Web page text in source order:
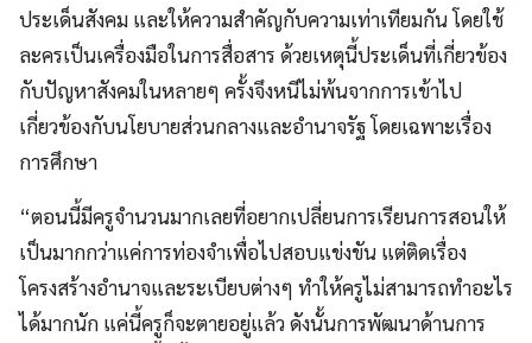
ประเด็นสังคม และให้ความสำคัญกับความเท่าเทียมกัน โดยใช้
ละครเป็นเครื่องมือในการสื่อสาร ด้วยเหตุนี้ประเด็นที่เกี่ยวข้อง
กับปัญหาสังคมในหลายๆ ครั้งจึงหนีไม่พ้นจากการเข้าไป
เกี่ยวข้องกับนโยบายส่วนกลางและอำนาจรัฐ โดยเฉพาะเรื่อง
การศึกษา
“ตอนนี้มีครูจำนวนมากเลยที่อยากเปลี่ยนการเรียนการสอนให้
เป็นมากกว่าแค่การท่องจำเพื่อไปสอบแข่งขัน แต่ติดเรื่อง
โครงสร้างอำนาจและระเบียบต่างๆ ทำให้ครูไม่สามารถทำอะไร
ได้มากนัก แค่นี้ครูก็จะตายอยู่แล้ว ดังนั้นการพัฒนาด้านการ